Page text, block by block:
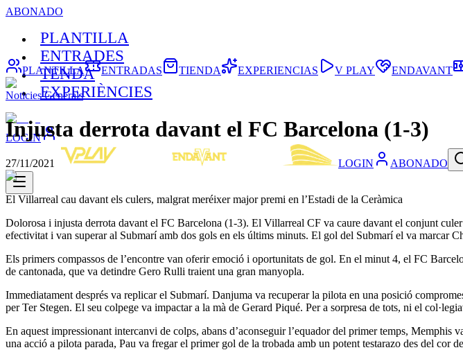
ABONADO
PLANTILLA
ENTRADES
TENDA
EXPERIÈNCIES
LOGIN
LOGIN ABONADO
PLANTILLA ENTRADAS TIENDA EXPERIENCIAS V PLAY ENDAVANT
Noticies Generals
Injusta derrota davant el FC Barcelona (1-3)
27/11/2021
El Villarreal cau davant els culers, malgrat meréixer major premi en l’Estadi de la Ceràmica
Dolorosa i injusta derrota davant el FC Barcelona (1-3). El Villarreal CF va caure davant el conjunt
efectivitat i van superar al Submarí amb dos gols en els últims minuts. El gol del Submarí el va marcar
Els primers compassos de l’encontre van oferir emoció i oportunitats de gol. En el minut 4, el FC
de cantonada, que va detindre Gero Rulli traient una gran manyopla.
Immediatament després va replicar el Submarí. Danjuma va recuperar la pilota en una posició
per Ter Stegen. El seu colpege va impactar a la mà de Gerard Piqué. Per a sorpresa de tots, ni el
En aquest impressionant intercanvi de colps, abans d’aconseguir l’equador del primer temps, Memphis
una acció a pilota parada, Pau va fregar el primer gol de la trobada amb un potent testarazo des del cor